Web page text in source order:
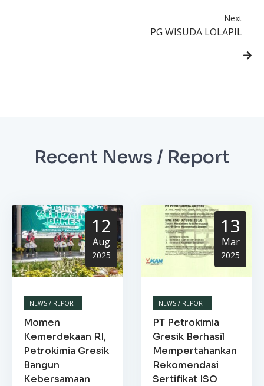
Next
PG WISUDA LOLAPIL
Recent News / Report
12
Aug
2025
NEWS / REPORT
Momen
Kemerdekaan RI,
Petrokimia Gresik
Bangun
Kebersamaan
13
Mar
2025
NEWS / REPORT
PT Petrokimia
Gresik Berhasil
Mempertahankan
Rekomendasi
Sertifikat ISO